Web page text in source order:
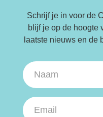
Schrijf je in voor de
blijf je op de hoogte
laatste nieuws en de